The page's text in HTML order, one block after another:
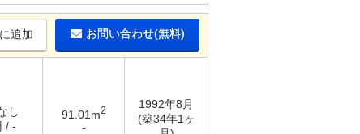
追加 お問い合わせ(無料)
し
/ -
91.01m2
-
1992年8月
(築34年1ヶ